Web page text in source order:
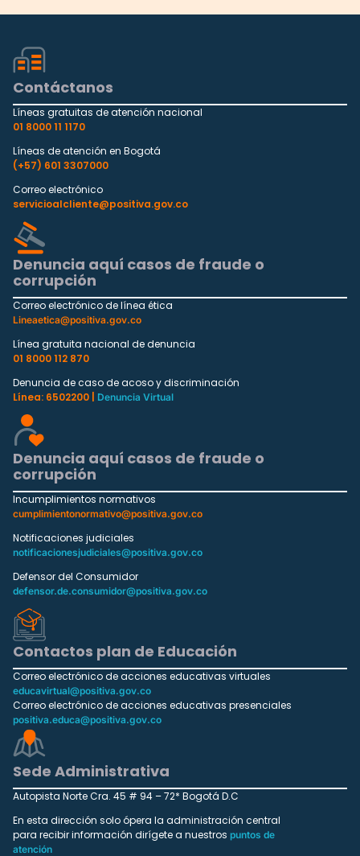
Contáctanos
Líneas gratuitas de atención nacional
01 8000 11 1170
Líneas de atención en Bogotá
(+57) 601 3307000
Correo electrónico
servicioalcliente@positiva.gov.co
Denuncia aquí casos de fraude o
corrupción
Correo electrónico de línea ética
Lineaetica@positiva.gov.co
Línea gratuita nacional de denuncia
01 8000 112 870
Denuncia de caso de acoso y discriminación
Línea: 6502200 |
Denuncia Virtual
Denuncia aquí casos de fraude o
corrupción
Incumplimientos normativos
cumplimientonormativo@positiva.gov.co
Notificaciones judiciales
notificacionesjudiciales@positiva.gov.co
Defensor del Consumidor
defensor.de.consumidor@positiva.gov.co
Contactos plan de Educación
Correo electrónico de acciones educativas virtuales
educavirtual@positiva.gov.co
Correo electrónico de acciones educativas presenciales
positiva.educa@positiva.gov.co
Sede Administrativa
Autopista Norte Cra. 45 # 94 – 72* Bogotá D.C
En esta dirección solo ópera la administración central
para recibir información dirígete a nuestros puntos de
atención